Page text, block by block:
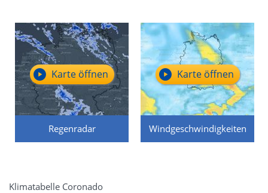
Regenradar
Karte öffnen
Windgeschwindigkeiten
Karte öffnen
Klimatabelle Coronado